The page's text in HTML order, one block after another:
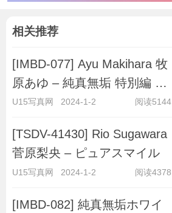
相关推荐
[IMBD-077] Ayu Makihara 牧
原あゆ – 純真無垢 特別編 ～
キラキラ彼女～
U15写真网 2024-1-2 阅读5144
[TSDV-41430] Rio Sugawara
菅原梨央 – ピュアスマイル
U15写真网 2024-1-2 阅读4378
[IMBD-082] 純真無垢ホワイ